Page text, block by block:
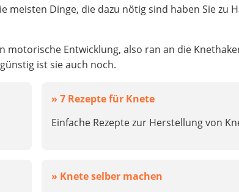
meisten Dinge, die dazu nötig sind haben Sie zu
Entwicklung, also ran an die
ist sie auch noch.
» 7 Rezepte für Knete
Einfache Rezepte zur Herstellung von
» Knete selber machen